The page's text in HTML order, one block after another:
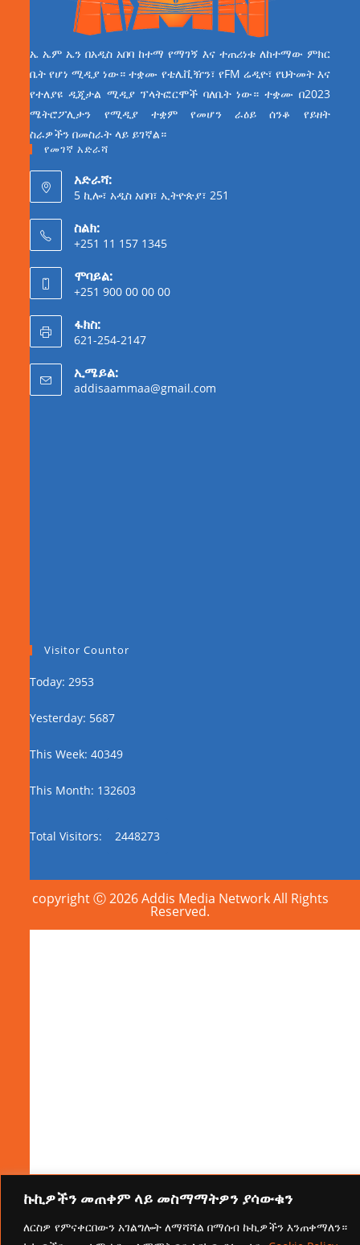
ኩኪዎችን መጠቀም ላይ መስማማትዎን ያሳውቁን
ለርስዎ የምናቀርበውን አገልግሎት ለማሻሻል በማሰብ ኩኪዎችን እንጠቀማለን።
ኤ ኤም ኤን በአዲስ አበባ ከተማ የማገኝ እና ተጠሪነቱ ለከተማው ምክር
ቤት የሆነ ሚዲያ ነው። ተቋሙ የቴሌቪዥን፣ የFM ሬዲዮ፣ የህትመት እና
የተለያዩ ዲጂታል ሚዲያ ፕላትፎርሞች ባለቤት ነው። ተቋሙ በ2023
ሜትሮፖሊታን የሚዲያ ተቋም የመሆን ራዕይ ሰንቆ የይዘት
ስራዎችን በመስራት ላይ ይገኛል።
የመገኛ አድራሻ
አድራሻ:
5 ኪሎ፣ አዲስ አበባ፣ ኢትዮጵያ፣ 251
ስልክ:
+251 11 157 1345
ሞባይል:
+251 900 00 00 00
ፋክስ:
621-254-2147
ኢሜይል:
addisaammaa@gmail.com
Visitor Countor
Today: 2953
Yesterday: 5687
This Week: 40349
This Month: 132603
Total Visitors: 2448273
copyright Ⓒ 2026 Addis Media Network All Rights
Reserved.